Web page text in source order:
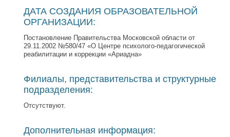
ДАТА СОЗДАНИЯ ОБРАЗОВАТЕЛЬНОЙ
ОРГАНИЗАЦИИ:
Постановление Правительства Московской области от
29.11.2002 №580/47 «О Центре психолого-педагогической
реабилитации и коррекции «Ариадна»
Филиалы, представительства и структурные
подразделения:
Отсутствуют.
Дополнительная информация: